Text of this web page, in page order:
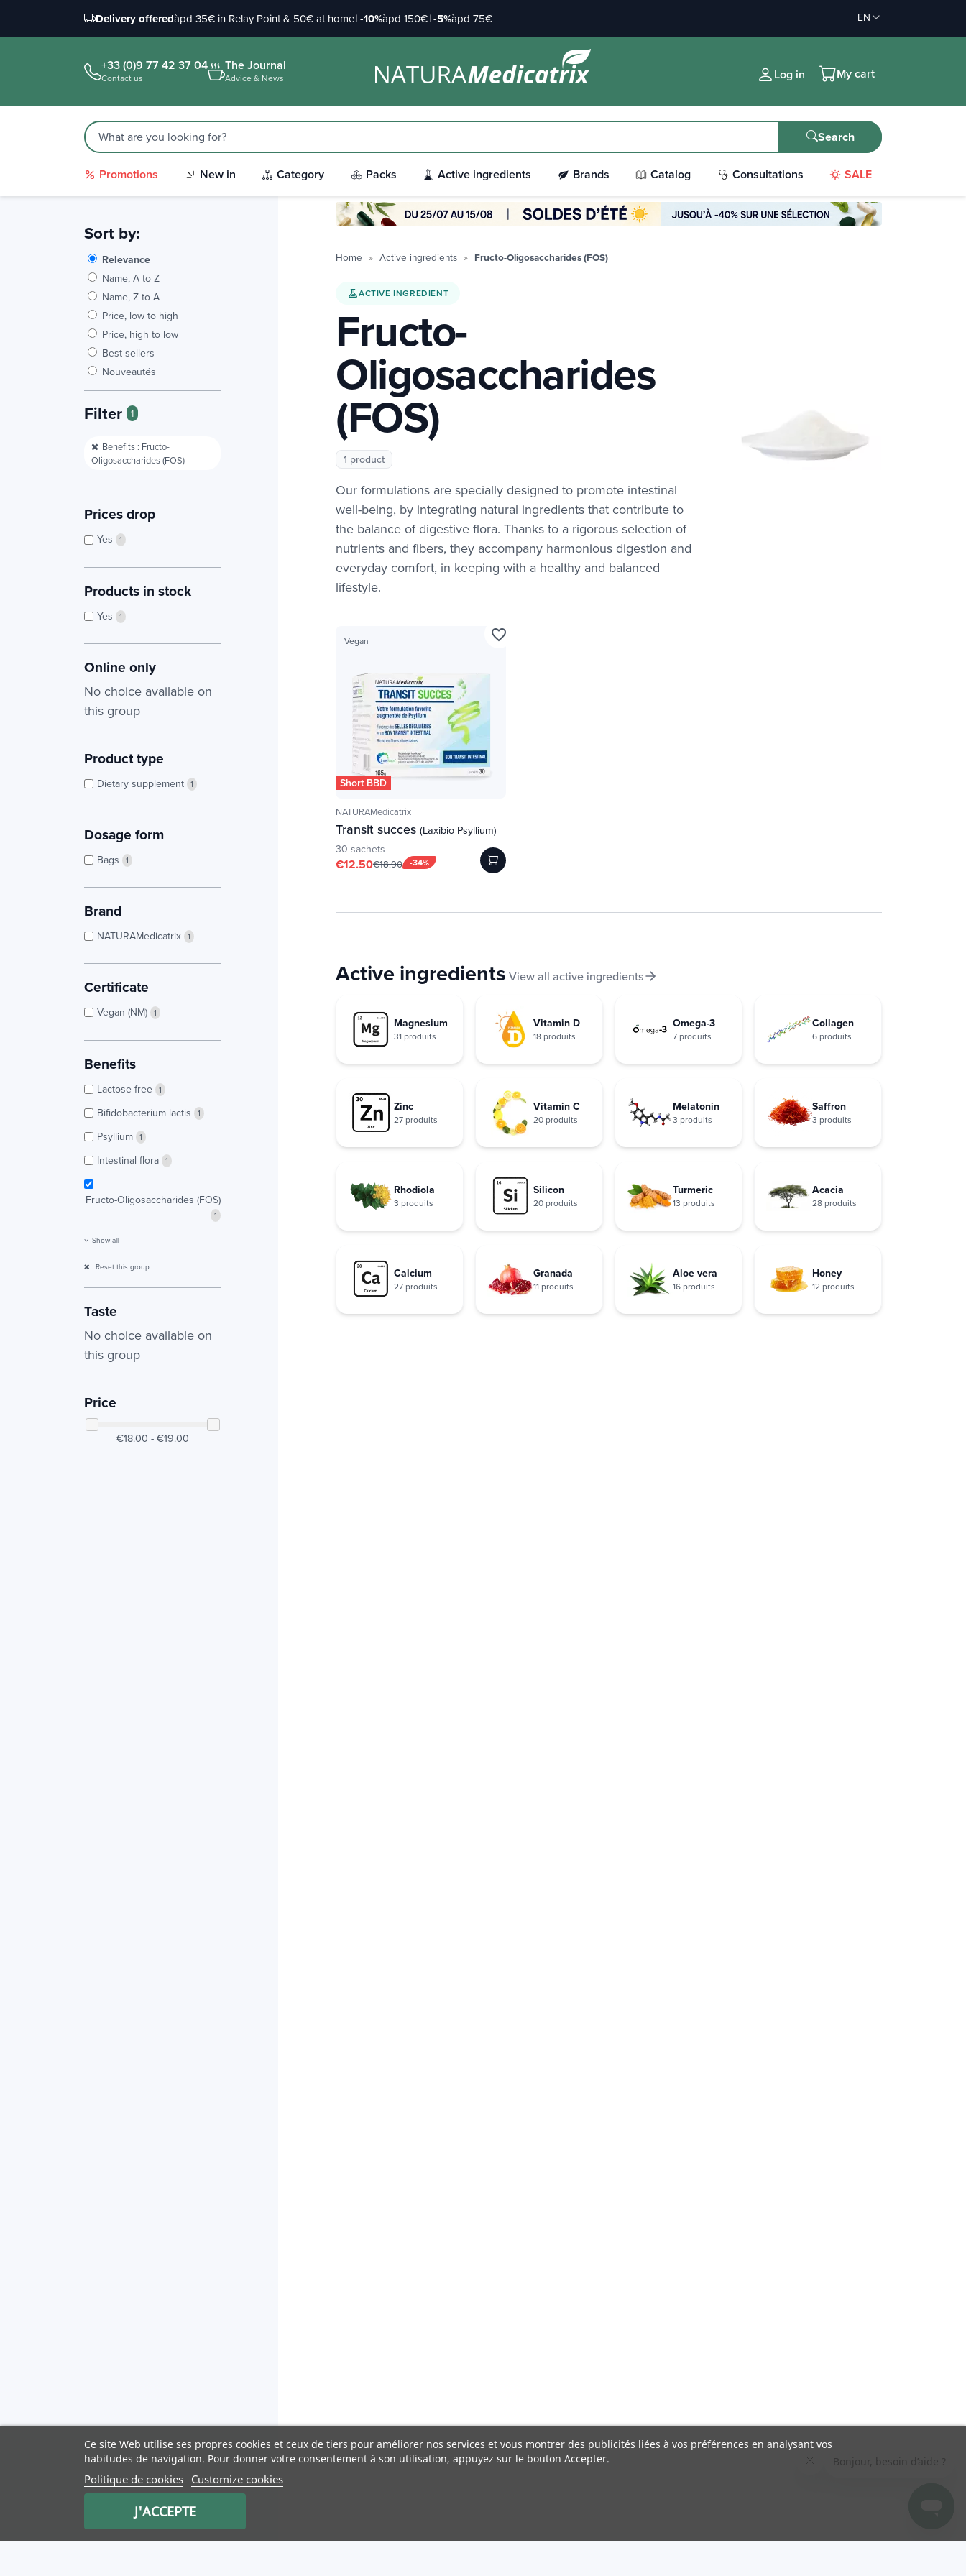
Delivery offeredàpd 35€ in Relay Point & 50€ at home|-10%àpd 150€|-5%àpd 75€ EN
+33 (0)9 77 42 37 04
Contact us
The Journal
Advice & News Log in My cart
Search
Promotions New in Category Packs Active ingredients Brands Catalog Consultations SALE
Sort by:
Relevance
Name, A to Z
Name, Z to A
Price, low to high
Price, high to low
Best sellers
Nouveautés
Filter 1
Benefits : Fructo-
Oligosaccharides (FOS)
Prices drop
Yes 1
Products in stock
Yes 1
Online only
No choice available on
this group
Product type
Dietary supplement 1
Dosage form
Bags 1
Brand
NATURAMedicatrix 1
Certificate
Vegan (NM) 1
Benefits
Lactose-free 1
Bifidobacterium lactis 1
Psyllium 1
Intestinal flora 1
Fructo-Oligosaccharides (FOS)
1
Show all
Reset this group
Taste
No choice available on
this group
Price
€18.00 - €19.00
Home Active ingredients Fructo-Oligosaccharides (FOS)
ACTIVE INGREDIENT
Fructo-
Oligosaccharides
(FOS)
1 product
Our formulations are specially designed to promote intestinal
well-being, by integrating natural ingredients that contribute to
the balance of digestive flora. Thanks to a rigorous selection of
nutrients and fibers, they accompany harmonious digestion and
everyday comfort, in keeping with a healthy and balanced
lifestyle.
Vegan
Short BBD
NATURAMedicatrix
Transit succes (Laxibio Psyllium)
30 sachets
-34%
€12.50€18.90
favorite_border
Active ingredients View all active ingredients
Magnesium
31 produits
Vitamin D
18 produits
Omega-3
7 produits
Collagen
6 produits
Zinc
27 produits
Vitamin C
20 produits
Melatonin
3 produits
Saffron
3 produits
Rhodiola
3 produits
Silicon
20 produits
Turmeric
13 produits
Acacia
28 produits
Calcium
27 produits
Granada
11 produits
Aloe vera
16 produits
Honey
12 produits
Ce site Web utilise ses propres cookies et ceux de tiers pour améliorer nos services et vous montrer des publicités liées à vos préférences en analysant vos
habitudes de navigation. Pour donner votre consentement à son utilisation, appuyez sur le bouton Accepter.
Politique de cookies Customize cookies
J'ACCEPTE